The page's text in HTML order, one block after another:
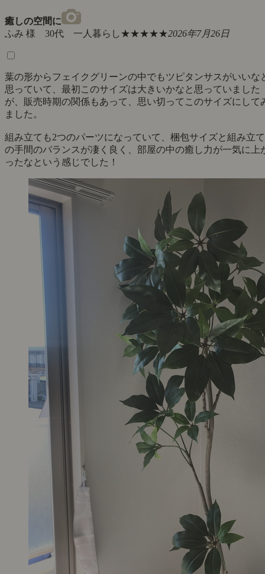
癒しの空間に
ふみ 様 30代 一人暮らし★★★★★2026年7月26日
葉の形からフェイクグリーンの中でもツピタンサスがいいな
思っていて、最初このサイズは大きいかなと思っていました
が、販売時期の関係もあって、思い切ってこのサイズにして
ました。
組み立ても2つのパーツになっていて、梱包サイズと組み立て
の手間のバランスが凄く良く、部屋の中の癒し力が一気に上
ったなという感じでした！